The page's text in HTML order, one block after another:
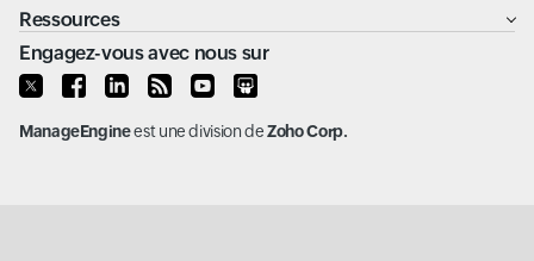
Ressources
Engagez-vous avec nous sur
ManageEngineest une division deZoho Corp.